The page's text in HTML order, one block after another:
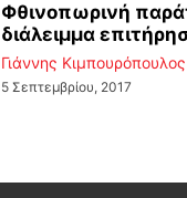
Φθινοπωρινή
διάλειμμα
Γιάννης Κιμπουρόπουλος
5 Σεπτεμβρίου, 2017